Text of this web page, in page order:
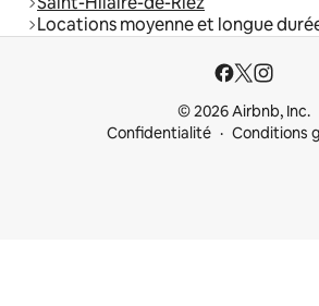
Locations moyenne et longue
© 2026 Airbnb, Inc.
Confidentialité
Conditions